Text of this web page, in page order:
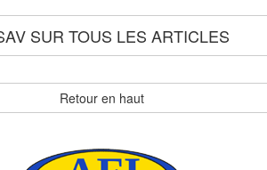
SUR TOUS LES ARTICLES
Retour en haut